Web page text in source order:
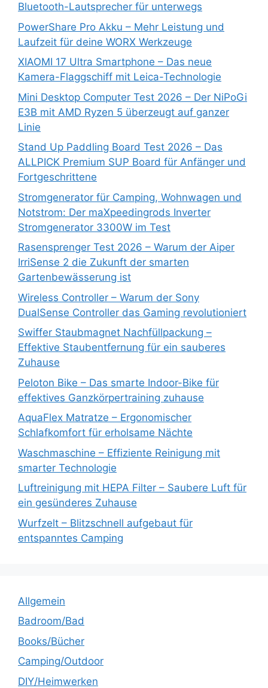
Bluetooth-Lautsprecher für unterwegs
PowerShare Pro Akku – Mehr Leistung und
Laufzeit für deine WORX Werkzeuge
XIAOMI 17 Ultra Smartphone – Das neue
Kamera-Flaggschiff mit Leica-Technologie
Mini Desktop Computer Test 2026 – Der NiPoGi
E3B mit AMD Ryzen 5 überzeugt auf ganzer
Linie
Stand Up Paddling Board Test 2026 – Das
ALLPICK Premium SUP Board für Anfänger und
Fortgeschrittene
Stromgenerator für Camping, Wohnwagen und
Notstrom: Der maXpeedingrods Inverter
Stromgenerator 3300W im Test
Rasensprenger Test 2026 – Warum der Aiper
IrriSense 2 die Zukunft der smarten
Gartenbewässerung ist
Wireless Controller – Warum der Sony
DualSense Controller das Gaming revolutioniert
Swiffer Staubmagnet Nachfüllpackung –
Effektive Staubentfernung für ein sauberes
Zuhause
Peloton Bike – Das smarte Indoor-Bike für
effektives Ganzkörpertraining zuhause
AquaFlex Matratze – Ergonomischer
Schlafkomfort für erholsame Nächte
Waschmaschine – Effiziente Reinigung mit
smarter Technologie
Luftreinigung mit HEPA Filter – Saubere Luft für
ein gesünderes Zuhause
Wurfzelt – Blitzschnell aufgebaut für
entspanntes Camping
Allgemein
Badroom/Bad
Books/Bücher
Camping/Outdoor
DIY/Heimwerken